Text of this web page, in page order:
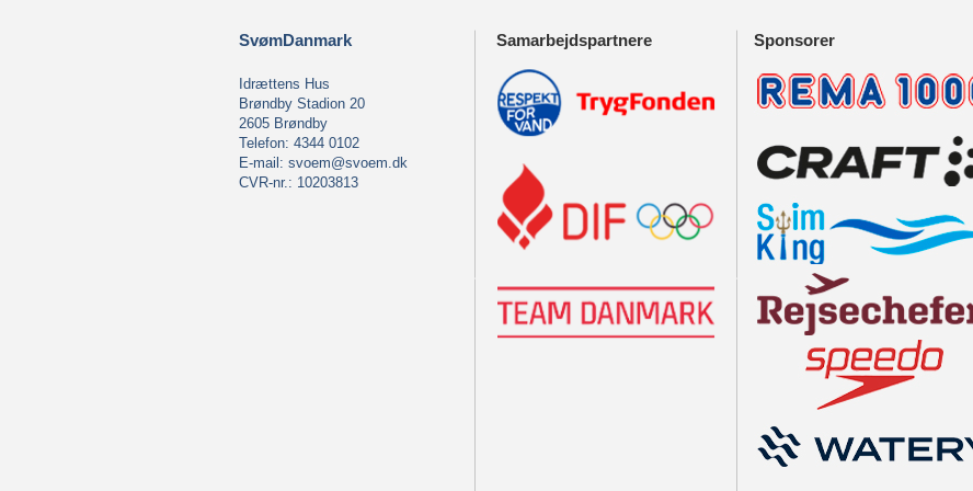
SvømDanmark
Idrættens Hus
Brøndby Stadion 20
2605 Brøndby
Telefon: 4344 0102
E-mail: svoem@svoem.dk
CVR-nr.: 10203813
Samarbejdspartnere Sponsorer